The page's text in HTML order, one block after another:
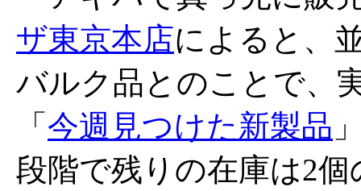
ザ東京本店によると、
バルク品とのことで、
「 今週見つけた新製品
段階で残りの在庫は2個